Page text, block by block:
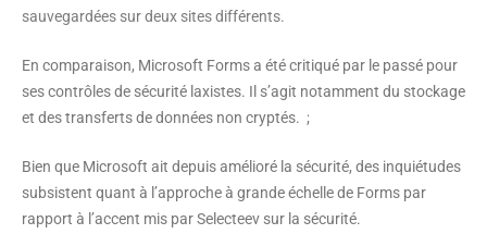
sauvegardées sur deux sites différents.
En comparaison, Microsoft Forms a été critiqué par le passé pour
ses contrôles de sécurité laxistes. Il s’agit notamment du stockage
et des transferts de données non cryptés. ;
Bien que Microsoft ait depuis amélioré la sécurité, des inquiétudes
subsistent quant à l’approche à grande échelle de Forms par
rapport à l’accent mis par Selecteev sur la sécurité.